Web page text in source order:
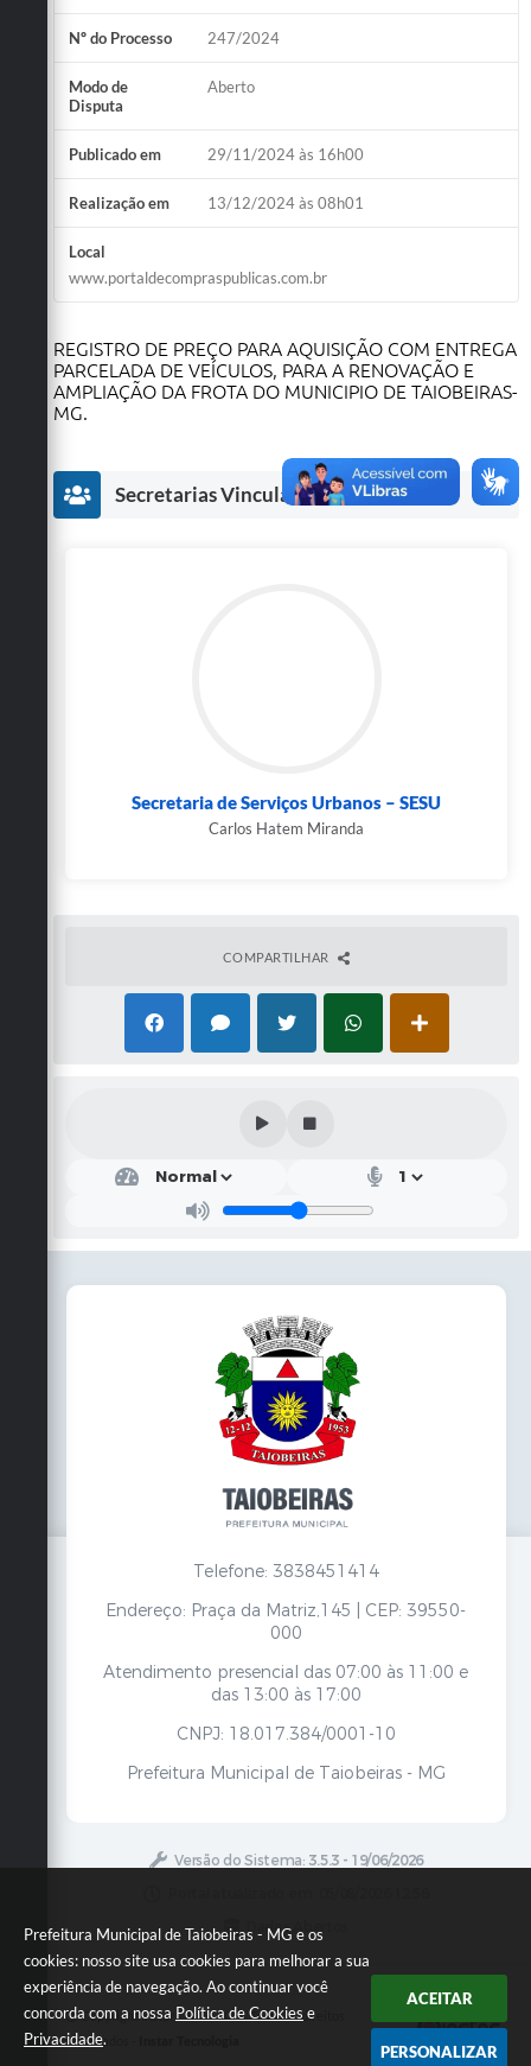
Prefeitura Municipal de Taiobeiras - MG e os
cookies: nosso site usa cookies para melhorar a sua
experiência de navegação. Ao continuar você
concorda com a nossa Política de Cookies e
Privacidade.
ACEITAR
PERSONALIZAR
Emprega
Galeria de Fotos
Galeria de Vídeos
Serviços Online
Enquete
Links
Contato
Secretarias
Nº do Processo 247/2024
Modo de
Disputa
Aberto
Publicado em 29/11/2024 às 16h00
Realização em 13/12/2024 às 08h01
Local
www.portaldecompraspublicas.com.br
REGISTRO DE PREÇO PARA AQUISIÇÃO COM ENTREGA
PARCELADA DE VEÍCULOS, PARA A RENOVAÇÃO E
AMPLIAÇÃO DA FROTA DO MUNICIPIO DE TAIOBEIRAS-
MG.
Secretarias Vinculadas
Secretaria de Serviços Urbanos – SESU
Carlos Hatem Miranda
COMPARTILHAR
Telefone: 3838451414
Endereço: Praça da Matriz,145 | CEP: 39550-
000
Atendimento presencial das 07:00 às 11:00 e
das 13:00 às 17:00
CNPJ: 18.017.384/0001-10
Prefeitura Municipal de Taiobeiras - MG
Versão do Sistema: 3.5.3 - 19/06/2026
Dados Abertos
Copyright Instar - 2006-2026. Todos os direitos
reservados -